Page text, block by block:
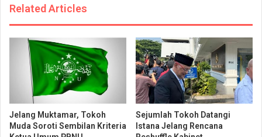
Related Articles
Jelang Muktamar, Tokoh
Muda Soroti Sembilan Kriteria
Sejumlah Tokoh Datangi
Istana Jelang Rencana